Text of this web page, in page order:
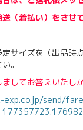
（着払い）をさせ
サイズを（出品時
。
してお答えいたし
exp.co.jp/send/